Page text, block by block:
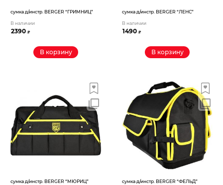
сумка д/инстр. BERGER “ГРИМНИЦ”
В наличии
2390₽
В корзину
сумка д/инстр. BERGER “ЛЕНС”
В наличии
1490₽
В корзину
сумка д/инстр. BERGER “МЮРИЦ” сумка д/инстр. BERGER “ФЕЛЬД”